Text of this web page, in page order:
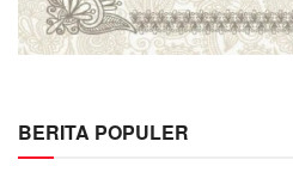
BERITA POPULER